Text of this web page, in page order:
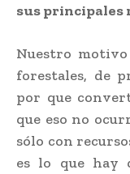
sus principales
Nuestro
forestales, de
por que
que eso no
sólo con
es lo que hay